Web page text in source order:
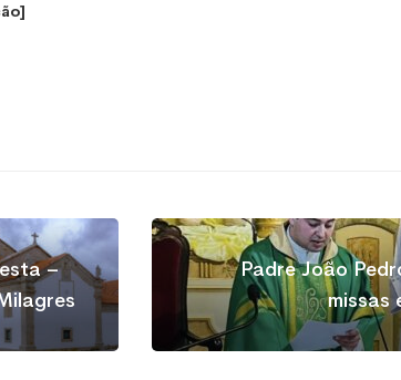
–
Padre João
missas